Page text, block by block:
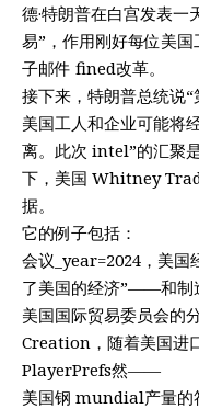
德·特朗普在白宫发表
易”，作用刚好每位美
子邮件 fined改革。
接下来，特朗普总统说
美国工人和企业可能将
离。此次 intel”的汇聚
下，美国 Whitney
据。
它的例子包括：
会议_year=2024，美国
了美国的经济”——和
美国国际贸易委员会的
Creation，随着美国进
PlayerPrefs然——
美国钢 mundial产量的